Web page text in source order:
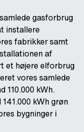
gasforbrug
installere
fabrikker samt
af
et højere elforbrug
vores samlede
110.000 kWh.
kWh grøn
bygninger i